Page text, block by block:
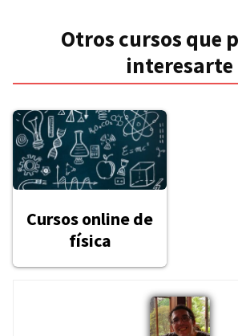
Otros cursos que
interesarte
Cursos online de
física